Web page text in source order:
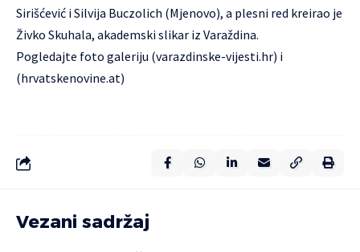
Sirišćević i Silvija Buczolich (Mjenovo), a plesni red kreirao je
Živko Skuhala, akademski slikar iz Varaždina.
Pogledajte foto galeriju (varazdinske-vijesti.hr) i
(hrvatskenovine.at)
Vezani sadržaj